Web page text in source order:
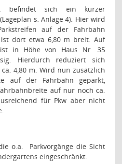
befindet sich ein kurzer
s. Anlage 4). Hier wird
auf der Fahrbahn
ist dort etwa 6,80 m breit. Auf
in Höhe von Haus Nr. 35
Hierdurch reduziert sich
4,80 m. Wird nun zusätzlich
auf der Fahrbahn geparkt,
auf nur noch ca.
für Pkw aber nicht
o.a.
Parkvorgänge die Sicht
eingeschränkt.